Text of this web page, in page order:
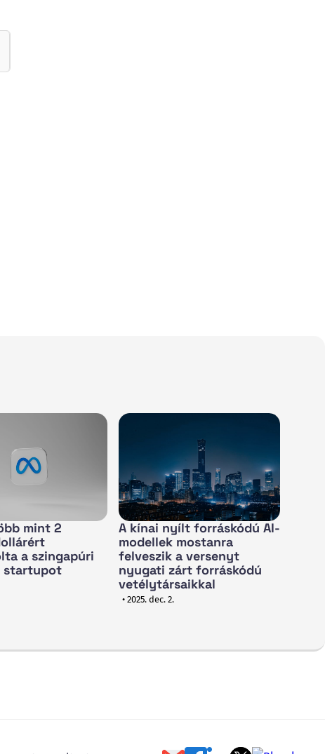
mint 2
a szingapúri
startupot
A kínai nyílt forráskódú AI-
modellek mostanra
felveszik a versenyt
nyugati zárt forráskódú
vetélytársaikkal
• 2025. dec. 2.